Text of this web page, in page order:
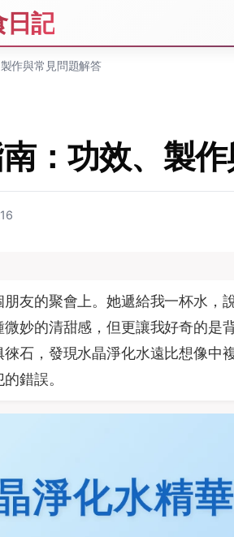
日記
作與常見問題解答
：功效、製
友的聚會上。她遞給我一杯水，
妙的清甜感，但更讓我好奇的是
石，發現水晶淨化水遠比想像中
錯誤。